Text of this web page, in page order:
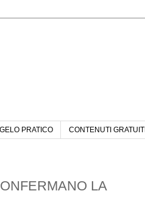
PRATICO CONTENUTI GRATUITI
LA